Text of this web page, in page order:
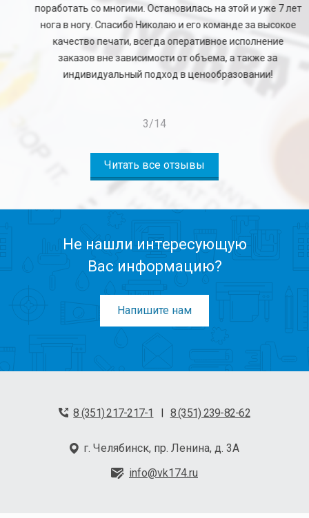
Перейти в галерею
Перейти в галерею
Перейти в галерею
поработать со многими. Остановилась на этой и уже 7 лет
нога в ногу. Спасибо Николаю и его команде за высокое
качество печати, всегда оперативное исполнение
заказов вне зависимости от объема, а также за
индивидуальный подход в ценообразовании!
3/14
Читать все отзывы
Не нашли интересующую
Вас информацию?
Напишите нам
8 (351) 217-217-1 8 (351) 239-82-62
г. Челябинск, пр. Ленина, д. 3А
info@vk174.ru